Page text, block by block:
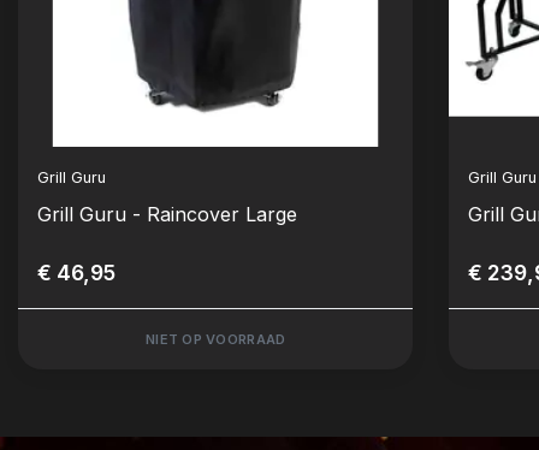
Grill Guru
Grill Guru - Raincover Large
€ 46,95
NIET OP VOORRAAD
Grill Guru
Grill
€